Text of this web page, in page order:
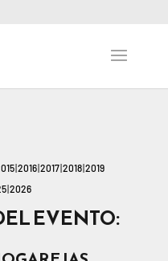
2016 2017 2018 2019
2026
EVENTO: